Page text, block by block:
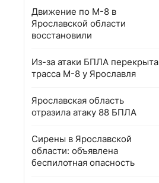
Движение по М-8 в
Ярославской области
восстановили
Из-за атаки БПЛА перекрыта
трасса М-8 у Ярославля
Ярославская область
отразила атаку 88 БПЛА
Сирены в Ярославской
области: объявлена
беспилотная опасность